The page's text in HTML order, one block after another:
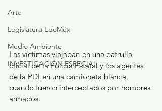
Arte
Legislatura EdoMéx
Medio Ambiente
INVESTIGACIÓN ESPECIAL
Las víctimas viajaban en una patrulla
oficial de la Policía Estatal y los agentes
de la PDI en una camioneta blanca,
cuando fueron interceptados por hombres
armados.